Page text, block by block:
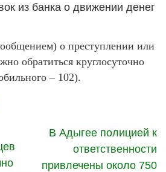
из банка о движении денег
о преступлении или
обратиться круглосуточно
– 102).
В Адыгее полицией к
ответственности
привлечены около 750